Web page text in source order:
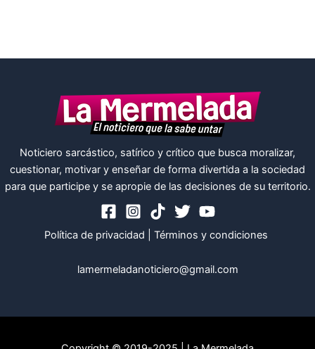
Noticiero sarcástico, satírico y crítico que busca moralizar,
cuestionar, motivar y enseñar de forma divertida a la sociedad
para que participe y se apropie de las decisiones de su territorio.
Política de privacidad Términos y condiciones
lamermeladanoticiero@gmail.com